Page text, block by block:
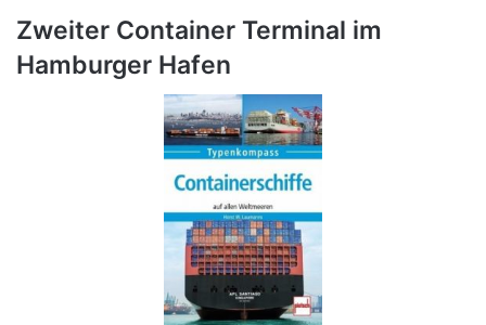
Zweiter Container Terminal im
Hamburger Hafen